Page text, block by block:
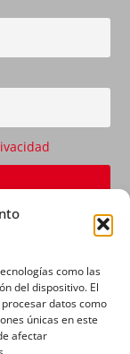
como las
del dispositivo. El
datos como
únicas en este
afectar
|